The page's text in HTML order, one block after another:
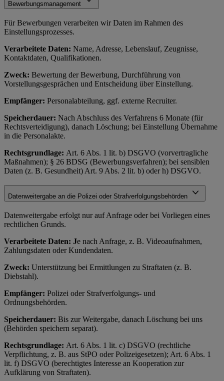
Bewerbungsmanagement
Für Bewerbungen verarbeiten wir Daten im Rahmen des
Einstellungsprozesses.
Verarbeitete Daten: Name, Adresse, Lebenslauf, Zeugnisse,
Kontaktdaten, Qualifikationen.
Zweck: Bewertung der Bewerbung, Durchführung von
Vorstellungsgesprächen und Entscheidung über Einstellung.
Empfänger: Personalabteilung, ggf. externe Recruiter.
Speicherdauer: Nach Abschluss des Verfahrens 6 Monate (für
Rechtsverteidigung), danach Löschung; bei Einstellung Übernahme
in die Personalakte.
Rechtsgrundlage: Art. 6 Abs. 1 lit. b) DSGVO (vorvertragliche
Maßnahmen); § 26 BDSG (Bewerbungsverfahren); bei sensiblen
Daten (z. B. Gesundheit) Art. 9 Abs. 2 lit. b) oder h) DSGVO.
Datenweitergabe an die Polizei oder Strafverfolgungsbehörden
Datenweitergabe erfolgt nur auf Anfrage oder bei Vorliegen eines
rechtlichen Grunds.
Verarbeitete Daten: Je nach Anfrage, z. B. Videoaufnahmen,
Zahlungsdaten oder Kundendaten.
Zweck: Unterstützung bei Ermittlungen zu Straftaten (z. B.
Diebstahl).
Empfänger: Polizei oder Strafverfolgungs- und
Ordnungsbehörden.
Speicherdauer: Bis zur Weitergabe, danach Löschung bei uns
(Behörden speichern separat).
Rechtsgrundlage: Art. 6 Abs. 1 lit. c) DSGVO (rechtliche
Verpflichtung, z. B. aus StPO oder Polizeigesetzen); Art. 6 Abs. 1
lit. f) DSGVO (berechtigtes Interesse an Kooperation zur
Aufklärung von Straftaten).